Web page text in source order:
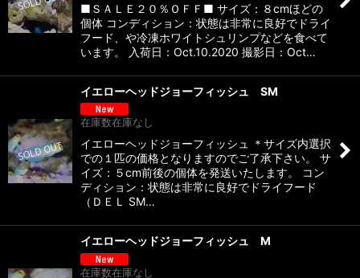
■ＳＡＬＥ２０％ＯＦＦ■ サイズ：８cmほどの
個体 コンディション：状態は非常に良好でドライ
フード、や冷凍ホワイトシュリンプなどを食べて
います。 入荷日：Oct.10.2020 撮影日：Oct…
イエローヘッドジョーフィッシュ SM
在庫数在庫なし
イエローヘッドジョーフィッシュ ＊サイズ内選択
での１匹の価格となりますのでご了承下さい。 サ
イズ：５cm前後の個体を発送いたします。 コン
ディション：状態は非常に良好でドライフード
（ＤＥＬ SM…
イエローヘッドジョーフィッシュ M
在庫数在庫なし